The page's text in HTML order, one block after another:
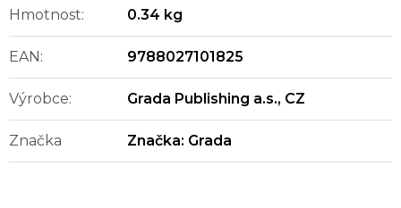
Hmotnost: 0.34 kg
EAN: 9788027101825
Výrobce: Grada Publishing a.s., CZ
Značka Značka: Grada